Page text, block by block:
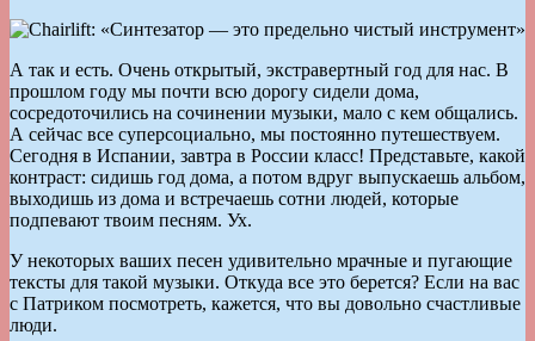
А так и есть. Очень открытый, экстравертный год для нас. В
прошлом году мы почти всю дорогу сидели дома,
сосредоточились на сочинении музыки, мало с кем общались.
А сейчас все суперсоциально, мы постоянно путешествуем.
Сегодня в Испании, завтра в России класс! Представьте, какой
контраст: сидишь год дома, а потом вдруг выпускаешь альбом,
выходишь из дома и встречаешь сотни людей, которые
подпевают твоим песням. Ух.
У некоторых ваших песен удивительно мрачные и пугающие
тексты для такой музыки. Откуда все это берется? Если на вас
с Патриком посмотреть, кажется, что вы довольно счастливые
люди.